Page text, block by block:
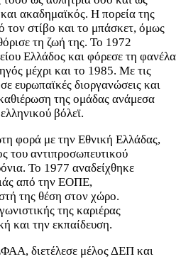
ακαδημαϊκός. Η πορεία της
τον στίβο και το μπάσκετ, όμως
τη ζωή της. Το 1972
Ελλάδος και φόρεσε τη φανέλα
μέχρι και το 1985. Με τις
ευρωπαϊκές διοργανώσεις και
της ομάδας ανάμεσα
βόλεϊ.
φορά με την Εθνική Ελλάδας,
του αντιπροσωπευτικού
Το 1977 αναδείχθηκε
από την ΕΟΠΕ,
της θέση στον χώρο.
της καριέρας
και την εκπαίδευση.
διετέλεσε μέλος ΔΕΠ και